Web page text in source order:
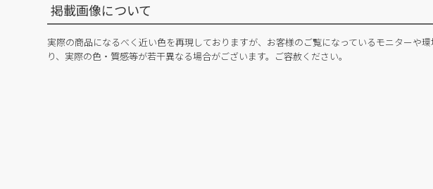
掲載画像について
実際の商品になるべく近い色を再現しておりますが、お客様のご覧になっているモニターや環
り、実際の色・質感等が若干異なる場合がございます。ご容赦ください。